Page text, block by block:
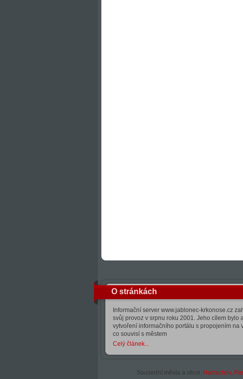
O stránkách
Informační server www.jablonec-krkonose.cz
svůj provoz v srpnu roku 2001. Jeho cílem bylo
vytvoření informačního portálu s propojením na
co souvisí s městem
Celý článek...
Sousední města a obce: Harrachov,